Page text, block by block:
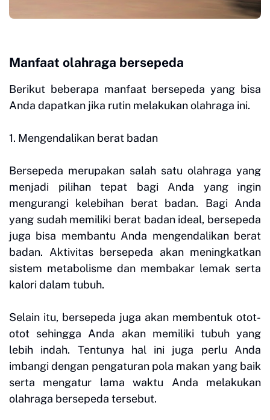
Manfaat olahraga bersepeda
Berikut beberapa manfaat bersepeda yang bisa
Anda dapatkan jika rutin melakukan olahraga ini.
1. Mengendalikan berat badan
Bersepeda merupakan salah satu olahraga yang
menjadi pilihan tepat bagi Anda yang ingin
mengurangi kelebihan berat badan. Bagi Anda
yang sudah memiliki berat badan ideal, bersepeda
juga bisa membantu Anda mengendalikan berat
badan. Aktivitas bersepeda akan meningkatkan
sistem metabolisme dan membakar lemak serta
kalori dalam tubuh.
Selain itu, bersepeda juga akan membentuk otot-
otot sehingga Anda akan memiliki tubuh yang
lebih indah. Tentunya hal ini juga perlu Anda
imbangi dengan pengaturan pola makan yang baik
serta mengatur lama waktu Anda melakukan
olahraga bersepeda tersebut.